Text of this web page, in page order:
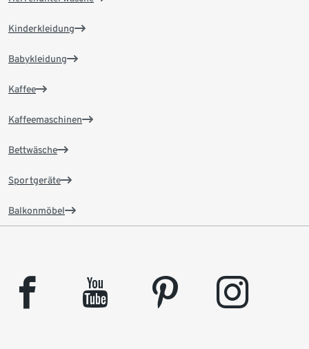
Kinderkleidung
Babykleidung
Kaffee
Kaffeemaschinen
Bettwäsche
Sportgeräte
Balkonmöbel
facebook youtube pinterest instagram